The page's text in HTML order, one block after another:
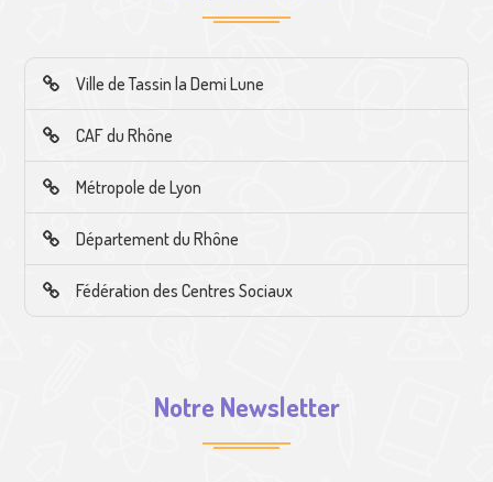
Ville de Tassin la Demi Lune
CAF du Rhône
Métropole de Lyon
Département du Rhône
Fédération des Centres Sociaux
Notre Newsletter